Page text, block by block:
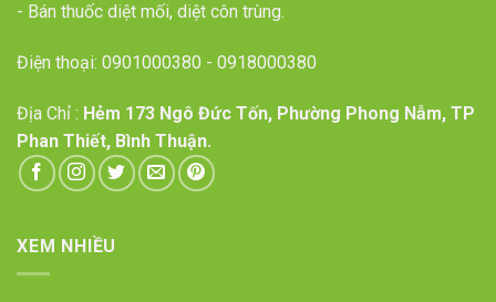
- Bán thuốc diệt mối, diệt côn trùng.
Điện thoại: 0901000380 - 0918000380
Địa Chỉ : Hẻm 173 Ngô Đức Tốn, Phường Phong Nẫm, TP
Phan Thiết, Bình Thuận.
XEM NHIỀU